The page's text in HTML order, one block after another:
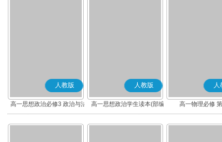
人教版
高一思想政治必修3 政治与法
治(部编版)
人教版
高一思想政治学生读本(部编
版)
人
高一物理必修